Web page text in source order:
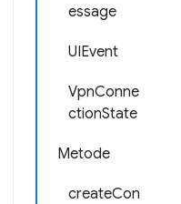
essage
UIEvent
VpnConne
ctionState
Metode
createCon